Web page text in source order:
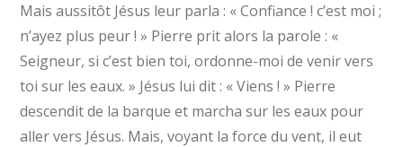
Mais aussitôt Jésus leur parla : « Confiance ! c’est moi ;
n’ayez plus peur ! » Pierre prit alors la parole : «
Seigneur, si c’est bien toi, ordonne-moi de venir vers
toi sur les eaux. » Jésus lui dit : « Viens ! » Pierre
descendit de la barque et marcha sur les eaux pour
aller vers Jésus. Mais, voyant la force du vent, il eut